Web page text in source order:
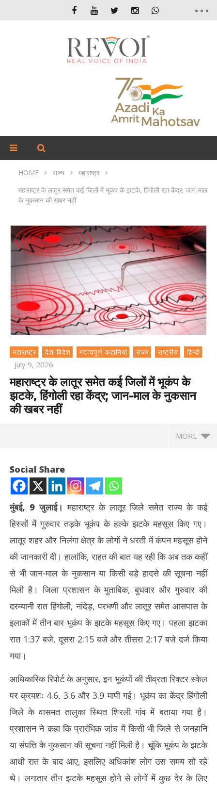
HOME राज्य
महाराष्ट्र
महाराष्ट्र के लातूर समेत कई जिलों में भूकंप के झटके, हिंगोली रहा केंद्र; जान-माल
के नुकसान की खबर नहीं
महाराष्ट्र देश-विदेश महत्वपूर्ण कहानियां राज्य राष्ट्रीय हिन्दी
July 9, 2026
महाराष्ट्र के लातूर समेत कई जिलों में भूकंप के
झटके, हिंगोली रहा केंद्र; जान-माल के नुकसान
की खबर नहीं
MORE
NOW VIEWING
महाराष्ट्र के लातूर समेत कई जिलों में भूकंप के झटके, हिंगोली रहा केंद्र; जान-माल
के नुकसान की खबर नहीं
July
9,
2026
9,
Social Share
मुंबई, 9 जुलाई। महाराष्ट्र के लातूर जिले समेत राज्य के कई
हिस्सों में गुरुवार तड़के भूकंप के हल्के झटके महसूस किए गए।
लातूर शहर और निलंगा क्षेत्र के लोगों ने धरती में कंपन महसूस होने
की जानकारी दी। हालांकि, राहत की बात यह रही कि अब तक कहीं
से भी जान-माल के नुकसान या किसी बड़े हादसे की सूचना नहीं
मिली है। जिला प्रशासन के मुताबिक, बुधवार और गुरुवार की
दरम्यानी रात हिंगोली, नांदेड़, परभणी और लातूर समेत आसपास के
इलाकों में तीन बार भूकंप के झटके महसूस किए गए। पहला झटका
रात 1:37 बजे, दूसरा 2:15 बजे और तीसरा 2:17 बजे दर्ज किया
गया।
आधिकारिक रिपोर्ट के अनुसार, इन भूकंपों की तीव्रता रिक्टर स्केल
पर क्रमशः 4.6, 3.6 और 3.9 मापी गई। भूकंप का केंद्र हिंगोली
जिले के वासमत तालुका स्थित शिरली गांव में बताया गया है।
प्रशासन ने कहा कि प्रारंभिक जांच में किसी भी जिले से जनहानि
या संपत्ति के नुकसान की सूचना नहीं मिली है। चूंकि भूकंप के झटके
आधी रात के बाद आए, इसलिए अधिकांश लोग उस समय सो रहे
थे। लगातार तीन झटके महसूस होने से लोगों में कुछ देर के लिए